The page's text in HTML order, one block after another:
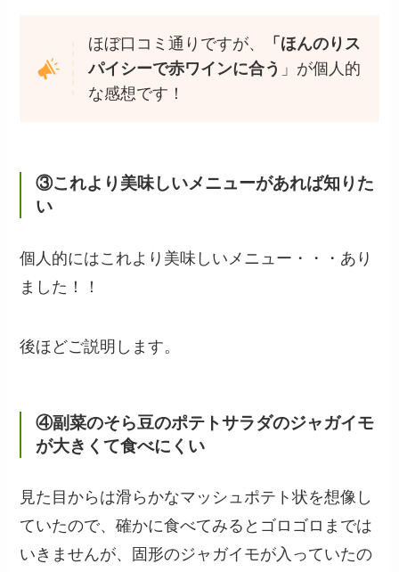
ほぼ口コミ通りですが、
「ほんのりス
パイシーで赤ワインに合う 」が個人的
な感想です！
③これより美味しいメニューがあれば知りた
い
個人的にはこれより美味しいメニュー・・・あり
ました！！
後ほどご説明します。
④副菜のそら豆のポテトサラダのジャガイモ
が大きくて食べにくい
見た目からは滑らかなマッシュポテト状を想像し
ていたので、確かに食べてみるとゴロゴロまでは
いきませんが、固形のジャガイモが入っていたの